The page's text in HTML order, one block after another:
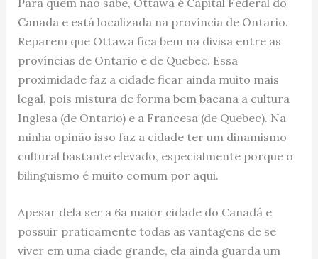
Canada e está localizada na província de Ontario.
Reparem que Ottawa fica bem na divisa entre as
províncias de Ontario e de Quebec. Essa
proximidade faz a cidade ficar ainda muito mais
legal, pois mistura de forma bem bacana a cultura
Inglesa (de Ontario) e a Francesa (de Quebec). Na
minha opinão isso faz a cidade ter um dinamismo
cultural bastante elevado, especialmente porque o
bilinguismo é muito comum por aqui.
Apesar dela ser a 6a maior cidade do Canadá e
possuir praticamente todas as vantagens de se
viver em uma ciade grande, ela ainda guarda um